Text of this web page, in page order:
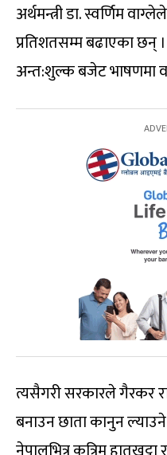
अर्थमन्त्री डा. स्वर्णिम
प्रतिशतसम्म बढाएका छन्
अन्त:शुल्क बजेट भाषणमा
त्यसैगरी सरकारले गैरकर
बनाउन छाता कानुन